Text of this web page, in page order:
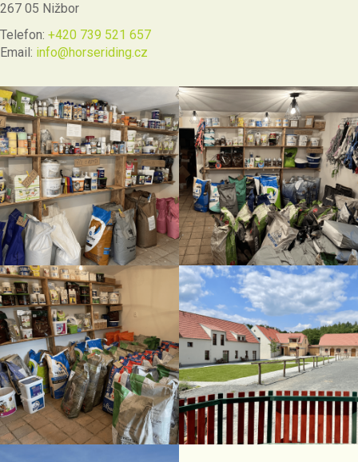
267 05 Nižbor
Telefon: +420 739 521 657
Email: info@horseriding.cz